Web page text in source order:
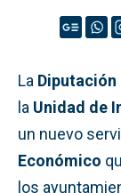
La
la Unidad de
un nuevo
Económico
los